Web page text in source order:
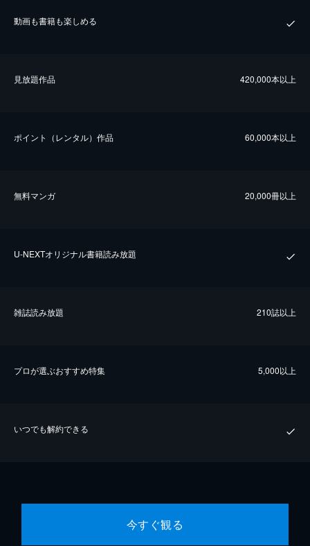
動画も書籍も楽しめる
⾒放題作品 420,000本以上
ポイント（レンタル）作品 60,000本以上
無料マンガ 20,000冊以上
U-NEXTオリジナル書籍読み放題
雑誌読み放題 210誌以上
プロが選ぶおすすめ特集 5,000以上
いつでも解約できる
今すぐ観る